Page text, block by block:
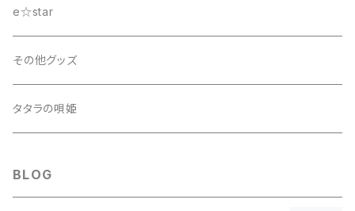
e☆star
その他グッズ
タタラの唄姫
BLOG